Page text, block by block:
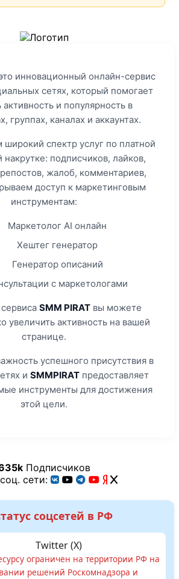
инновационный онлайн-сервис
сетях, который помогает
активность и популярность в
группах, каналах и аккаунтах.
спектр услуг по платной
накрутке: подписчиков, лайков,
жалоб, комментариев,
доступ к маркетинговым
инструментам:
Маркетолог AI онлайн
Хештег генератор
Генератор описаний
с маркетологами
SMM PIRATвы можете
увеличить активность на вашей
странице.
успешного присутствия в
и SMMPIRAT предоставляет
инструменты для достижения
этой цели.
Подписчиков
сети:
соцсетей в РФ
Twitter (X)
ограничен на территории РФ на
решений Роскомнадзора и